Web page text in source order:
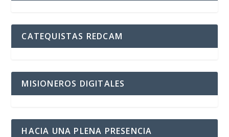
CATEQUISTAS REDCAM
MISIONEROS DIGITALES
HACIA UNA PLENA PRESENCIA